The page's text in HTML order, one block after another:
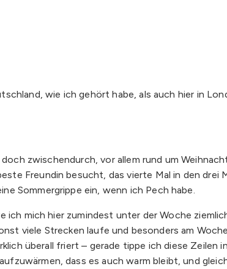
wie ich gehört habe, als auch hier in
zwischendurch, vor allem rund um
Freundin besucht, das vierte Mal in den
Sommergrippe ein, wenn ich Pech habe.
ich mich hier zumindest unter der Woche
viele Strecken laufe und besonders am
überall friert – gerade tippe ich diese Zeilen
dass es auch warm bleibt, und